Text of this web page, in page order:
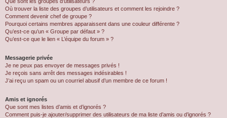
Où trouver la liste des groupes d’utilisateurs et comment les rejoindre ?
Comment devenir chef de groupe ?
Pourquoi certains membres apparaissent dans une couleur différente ?
Qu’est-ce qu’un « Groupe par défaut » ?
Qu’est-ce que le lien « L’équipe du forum » ?
Messagerie privée
Je ne peux pas envoyer de messages privés !
Je reçois sans arrêt des messages indésirables !
J’ai reçu un spam ou un courriel abusif d’un membre de ce forum !
Amis et ignorés
Que sont mes listes d’amis et d’ignorés ?
Comment puis-je ajouter/supprimer des utilisateurs de ma liste d’amis ou d’ignorés ?